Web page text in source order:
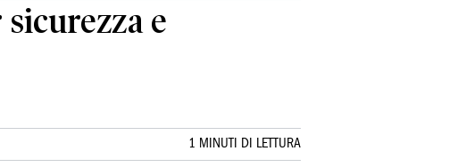
e
1 MINUTI DI LETTURA